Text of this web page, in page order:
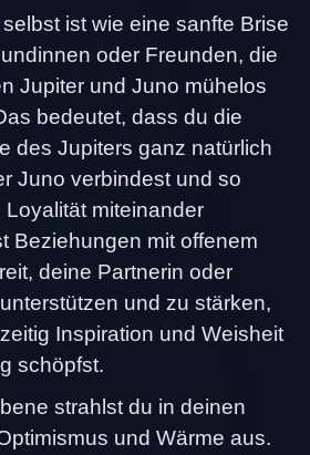
ist wie eine sanfte Brise
oder Freunden, die
Jupiter und Juno mühelos
bedeutet, dass du die
des Jupiters ganz natürlich
Juno verbindest und so
miteinander
Beziehungen mit offenem
deine Partnerin oder
und zu stärken,
Inspiration und Weisheit
schöpfst.
strahlst du in deinen
und Wärme aus.